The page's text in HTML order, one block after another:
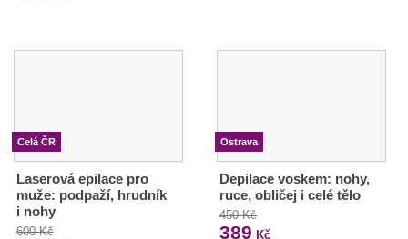
Celá ČR
Laserová epilace pro
muže: podpaží, hrudník
i nohy
600 Kč
Ostrava
Depilace voskem: nohy,
ruce, obličej i celé tělo
450 Kč
389 Kč